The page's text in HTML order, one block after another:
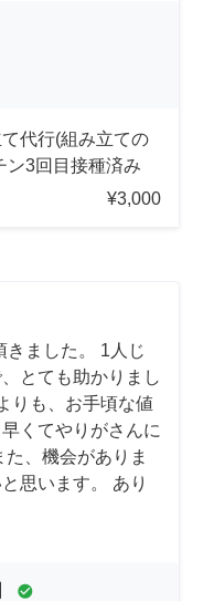
代行(組み立ての
ン3回目接種済み
¥3,000
きました。 1人じ
とても助かりまし
りも、お手頃な値
くてやりがさんに
、機会がありま
思います。 あり
check_circle